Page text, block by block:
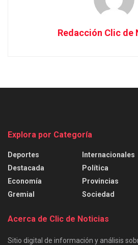
Redacción Clic de
Explora por Categoría
Deportes
Destacada
Economía
Gremial
Internacionales
Política
Provincias
Sociedad
Acerca de Clic de Noticias
Sitio digital de información y análisis